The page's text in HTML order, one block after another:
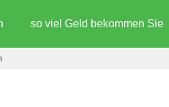
so viel Geld bekommen Sie